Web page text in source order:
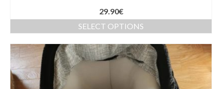
29.90€
SELECT OPTIONS